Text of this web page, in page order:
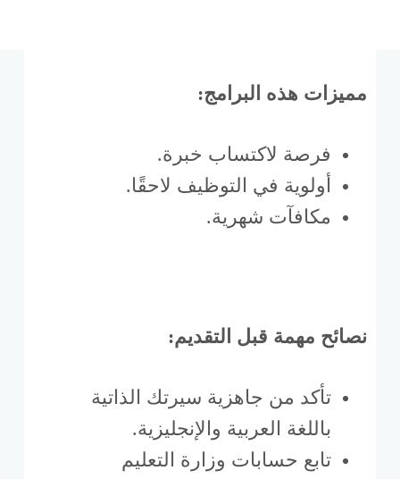
مميزات هذه البرامج:
فرصة لاكتساب خبرة.
أولوية في التوظيف لاحقًا.
مكافآت شهرية.
نصائح مهمة قبل التقديم:
تأكد من جاهزية سيرتك الذاتية
باللغة العربية والإنجليزية.
تابع حسابات وزارة التعليم